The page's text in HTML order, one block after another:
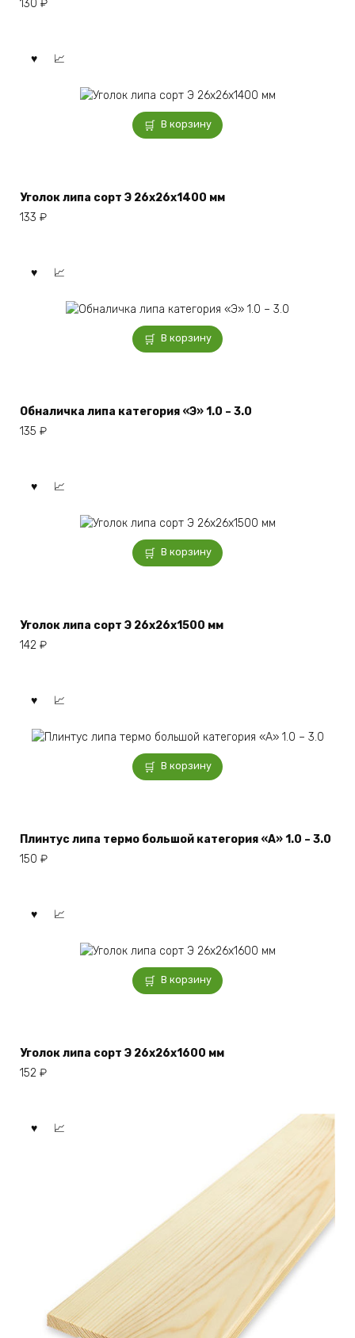
130 ₽
В корзину
Уголок липа сорт Э 26x26x1400 мм
133 ₽
В корзину
Обналичка липа категория «Э» 1.0 – 3.0
135 ₽
В корзину
Уголок липа сорт Э 26x26x1500 мм
142 ₽
В корзину
Плинтус липа термо большой категория «А» 1.0 – 3.0
150 ₽
В корзину
Уголок липа сорт Э 26x26x1600 мм
152 ₽